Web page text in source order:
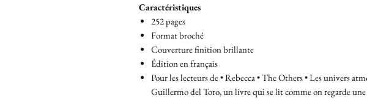
Caractéristiques
252 pages
Format broché
Couverture finition brillante
Édition en français
Pour les lecteurs de • Rebecca • The Others • Les univers
Guillermo del Toro, un livre qui se lit comme on regarde une